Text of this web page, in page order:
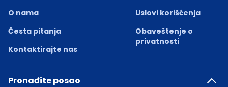
O nama
Česta pitanja
Kontaktirajte nas
Uslovi korišćenja
Obaveštenje o
privatnosti
Pronađite posao